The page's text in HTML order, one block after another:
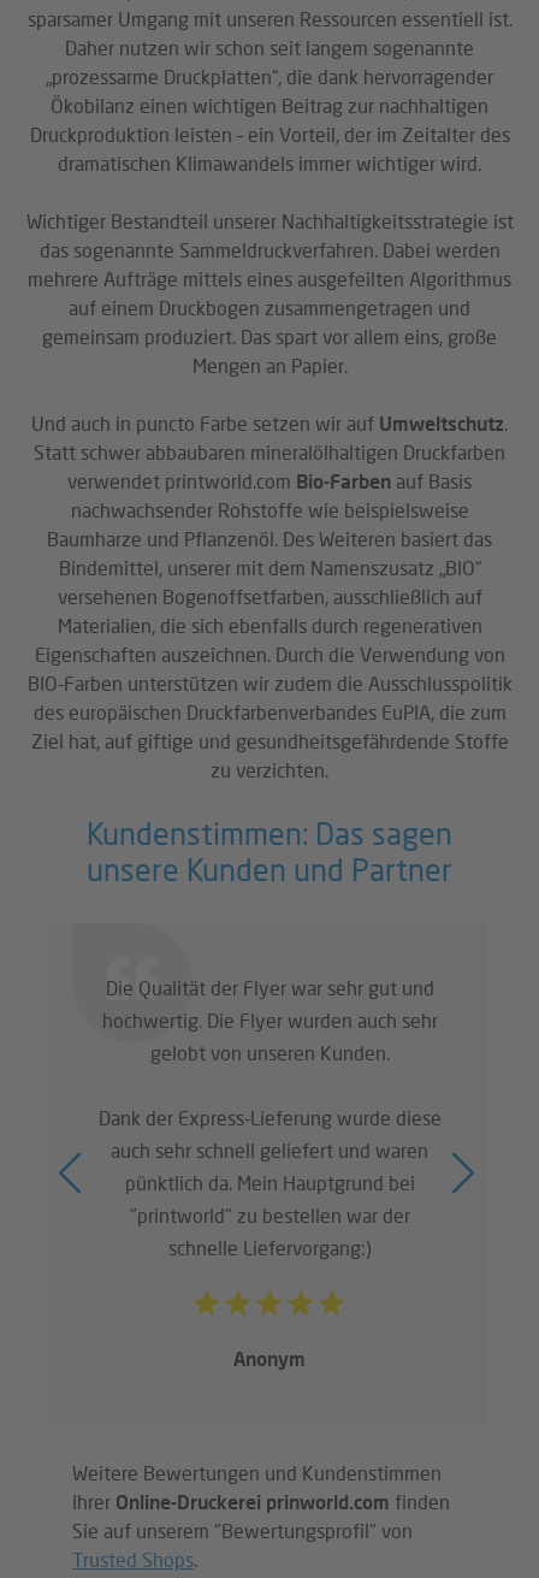
sparsamer Umgang mit unseren Ressourcen essentiell ist.
Daher nutzen wir schon seit langem sogenannte
„prozessarme Druckplatten“, die dank hervorragender
Ökobilanz einen wichtigen Beitrag zur nachhaltigen
Druckproduktion leisten – ein Vorteil, der im Zeitalter des
dramatischen Klimawandels immer wichtiger wird.
Wichtiger Bestandteil unserer Nachhaltigkeitsstrategie ist
das sogenannte Sammeldruckverfahren. Dabei werden
mehrere Aufträge mittels eines ausgefeilten Algorithmus
auf einem Druckbogen zusammengetragen und
gemeinsam produziert. Das spart vor allem eins, große
Mengen an Papier.
Und auch in puncto Farbe setzen wir auf Umweltschutz.
Statt schwer abbaubaren mineralölhaltigen Druckfarben
verwendet printworld.com Bio-Farben auf Basis
nachwachsender Rohstoffe wie beispielsweise
Baumharze und Pflanzenöl. Des Weiteren basiert das
Bindemittel, unserer mit dem Namenszusatz „BIO“
versehenen Bogenoffsetfarben, ausschließlich auf
Materialien, die sich ebenfalls durch regenerativen
Eigenschaften auszeichnen. Durch die Verwendung von
BIO-Farben unterstützen wir zudem die Ausschlusspolitik
des europäischen Druckfarbenverbandes EuPIA, die zum
Ziel hat, auf giftige und gesundheitsgefährdende Stoffe
zu verzichten.
Kundenstimmen: Das sagen
unsere Kunden und Partner
Die Qualität der Flyer war sehr gut und
hochwertig. Die Flyer wurden auch sehr
gelobt von unseren Kunden.
Dank der Express-Lieferung wurde diese
auch sehr schnell geliefert und waren
pünktlich da. Mein Hauptgrund bei
"printworld" zu bestellen war der
schnelle Liefervorgang:)
Anonym
Weitere Bewertungen und Kundenstimmen
Ihrer Online-Druckerei prinworld.com finden
Sie auf unserem "Bewertungsprofil" von
Trusted Shops.